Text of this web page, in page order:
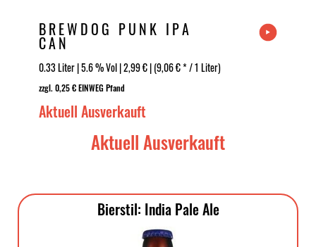
BREWDOG PUNK IPA
CAN
0.33 Liter | 5.6 % Vol | 2,99 € | (9,06 € * / 1 Liter)
zzgl. 0,25 € EINWEG Pfand
Aktuell Ausverkauft
Aktuell Ausverkauft
Bierstil: India Pale Ale